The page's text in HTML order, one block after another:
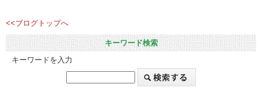
<<ブログトップへ
キーワード検索
キーワードを入力